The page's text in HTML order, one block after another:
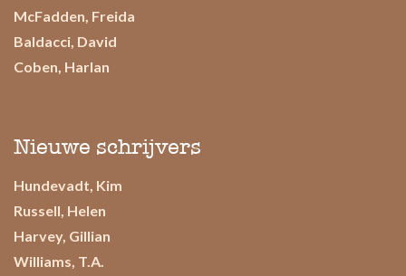
McFadden, Freida
Baldacci, David
Coben, Harlan
Nieuwe schrijvers
Hundevadt, Kim
Russell, Helen
Harvey, Gillian
Williams, T.A.